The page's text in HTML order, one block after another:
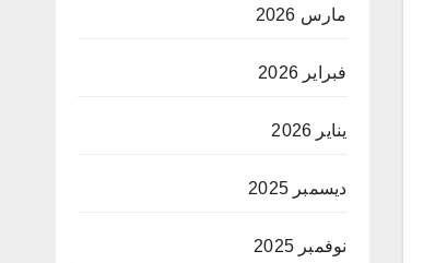
مارس 2026
فبراير 2026
يناير 2026
ديسمبر 2025
نوفمبر 2025